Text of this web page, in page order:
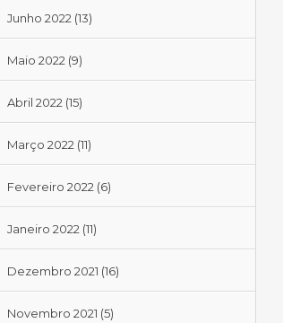
Junho 2022 (13)
Maio 2022 (9)
Abril 2022 (15)
Março 2022 (11)
Fevereiro 2022 (6)
Janeiro 2022 (11)
Dezembro 2021 (16)
Novembro 2021 (5)